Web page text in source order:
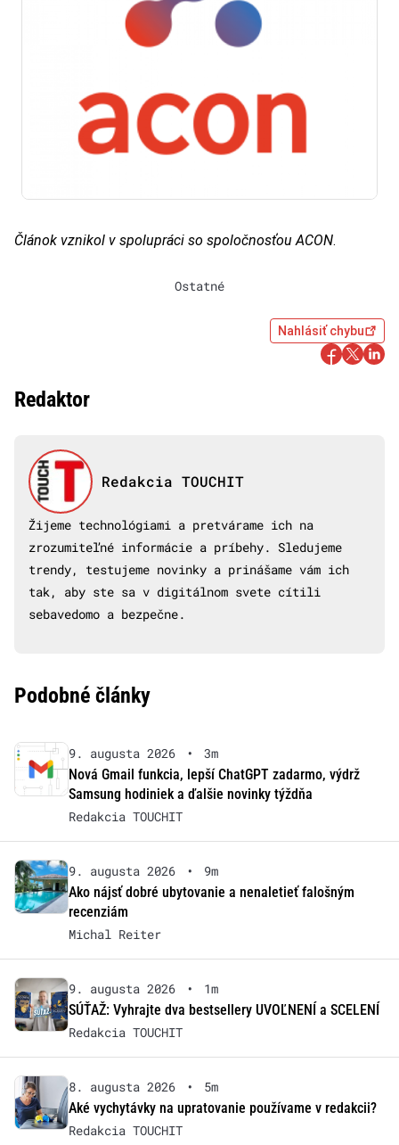
Článok vznikol v spolupráci so spoločnosťou ACON.
Ostatné
Nahlásiť chybu
Redaktor
Redakcia TOUCHIT
Žijeme technológiami a pretvárame ich na
zrozumiteľné informácie a príbehy. Sledujeme
trendy, testujeme novinky a prinášame vám ich
tak, aby ste sa v digitálnom svete cítili
sebavedomo a bezpečne.
Podobné články
9. augusta 2026 •
3m
Nová Gmail funkcia, lepší ChatGPT zadarmo, výdrž
Samsung hodiniek a ďalšie novinky týždňa
Redakcia TOUCHIT
9. augusta 2026 •
9m
Ako nájsť dobré ubytovanie a nenaletieť falošným
recenziám
Michal Reiter
9. augusta 2026 •
1m
SÚŤAŽ: Vyhrajte dva bestsellery UVOĽNENÍ a SCELENÍ
Redakcia TOUCHIT
8. augusta 2026 •
5m
Aké vychytávky na upratovanie používame v redakcii?
Redakcia TOUCHIT